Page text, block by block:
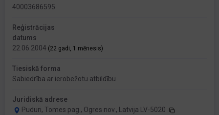
40003686595
Reģistrācijas
datums
22.06.2004 (22 gadi, 1 mēnesis)
Tiesiskā forma
Sabiedrība ar ierobežotu atbildību
Juridiskā adrese
Puduri, Tomes pag., Ogres nov., Latvija LV-5020